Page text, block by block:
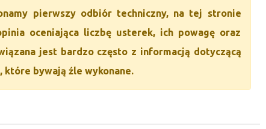
pierwszy odbiór techniczny, na tej stronie
oceniająca liczbę usterek, ich powagę oraz
jest bardzo często z informacją dotyczącą
które bywają źle wykonane.